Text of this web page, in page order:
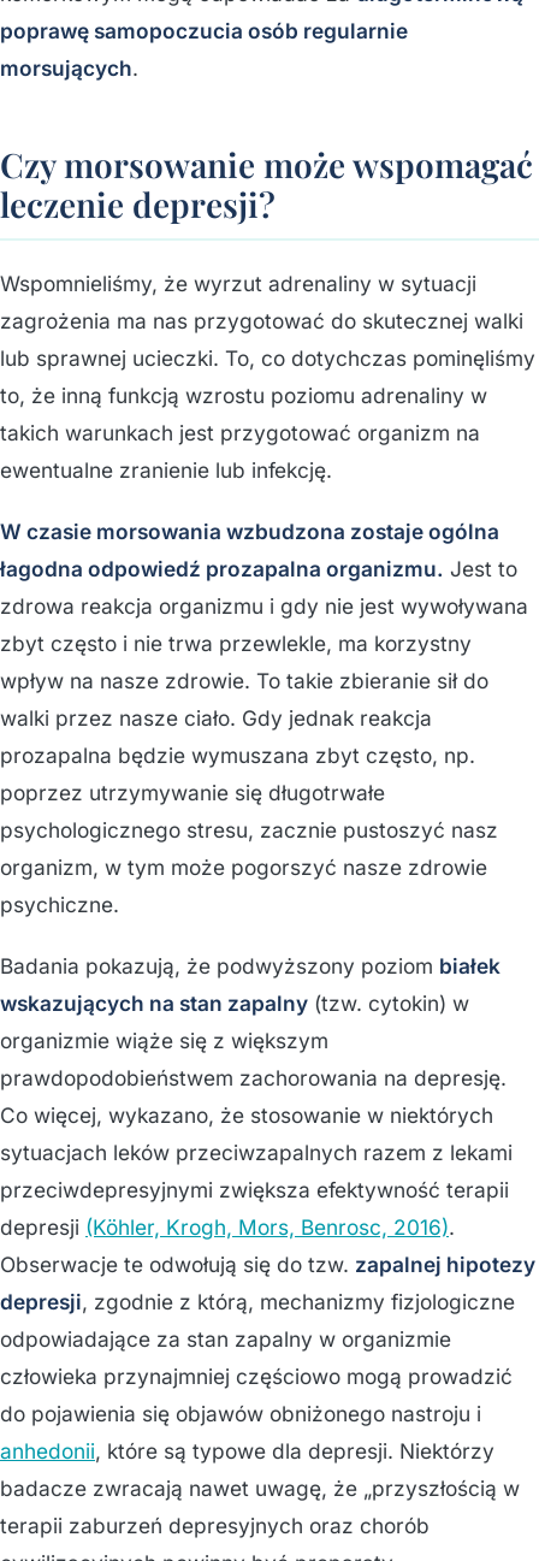
poprawę samopoczucia osób regularnie
morsujących.
Czy morsowanie może wspomagać
leczenie depresji?
Wspomnieliśmy, że wyrzut adrenaliny w sytuacji
zagrożenia ma nas przygotować do skutecznej walki
lub sprawnej ucieczki. To, co dotychczas pominęliśmy
to, że inną funkcją wzrostu poziomu adrenaliny w
takich warunkach jest przygotować organizm na
ewentualne zranienie lub infekcję.
W czasie morsowania wzbudzona zostaje ogólna
łagodna odpowiedź prozapalna organizmu. Jest to
zdrowa reakcja organizmu i gdy nie jest wywoływana
zbyt często i nie trwa przewlekle, ma korzystny
wpływ na nasze zdrowie. To takie zbieranie sił do
walki przez nasze ciało. Gdy jednak reakcja
prozapalna będzie wymuszana zbyt często, np.
poprzez utrzymywanie się długotrwałe
psychologicznego stresu, zacznie pustoszyć nasz
organizm, w tym może pogorszyć nasze zdrowie
psychiczne.
Badania pokazują, że podwyższony poziom białek
wskazujących na stan zapalny (tzw. cytokin) w
organizmie wiąże się z większym
prawdopodobieństwem zachorowania na depresję.
Co więcej, wykazano, że stosowanie w niektórych
sytuacjach leków przeciwzapalnych razem z lekami
przeciwdepresyjnymi zwiększa efektywność terapii
depresji (Köhler, Krogh, Mors, Benrosc, 2016).
Obserwacje te odwołują się do tzw. zapalnej hipotezy
depresji, zgodnie z którą, mechanizmy fizjologiczne
odpowiadające za stan zapalny w organizmie
człowieka przynajmniej częściowo mogą prowadzić
do pojawienia się objawów obniżonego nastroju i
anhedonii, które są typowe dla depresji. Niektórzy
badacze zwracają nawet uwagę, że „przyszłością w
terapii zaburzeń depresyjnych oraz chorób